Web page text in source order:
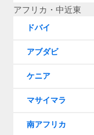
アフリカ・中近東
ドバイ
アブダビ
ケニア
マサイマラ
南アフリカ